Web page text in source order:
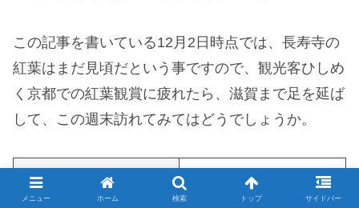
この記事を書いている12月2日時点では、長寿寺の
紅葉はまだ見頃だという事ですので、観光客ひしめ
く京都での紅葉観賞に疲れたら、滋賀まで足を延ば
して、この週末訪れてみてはどうでしょうか。
住所
〒520-3111 滋賀県湖南市
東寺5丁目1-11
メニュー ホーム 検索 トップ サイドバー